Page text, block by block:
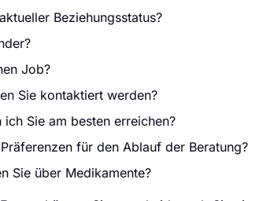
Beziehungsstatus?
Job?
Sie kontaktiert werden?
ich Sie am besten erreichen?
für den Ablauf der Beratung?
Sie über Medikamente?